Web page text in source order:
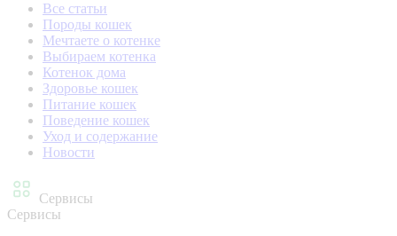
Все статьи
Породы кошек
Мечтаете о котенке
Выбираем котенка
Котенок дома
Здоровье кошек
Питание кошек
Поведение кошек
Уход и содержание
Новости
Сервисы
Сервисы